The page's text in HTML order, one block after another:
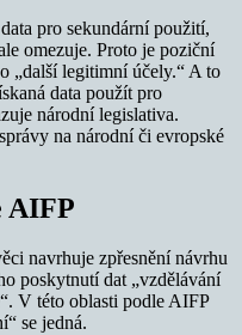
pro sekundární použití,
omezuje. Proto je poziční
„další legitimní účely.“ A to
data použít pro
národní legislativa.
na národní či evropské
AIFP
navrhuje zpřesnění návrhu
poskytnutí dat „vzdělávání
V této oblasti podle AIFP
se jedná.